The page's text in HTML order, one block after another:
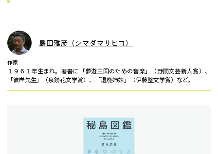
島田雅彦（シマダマサヒコ）
作家
１９６１年生まれ。著書に「夢遊王国のための音楽」（野間文芸新人賞）、
「彼岸先生」（泉鏡花文学賞）、「退廃姉妹」（伊藤整文学賞）など。